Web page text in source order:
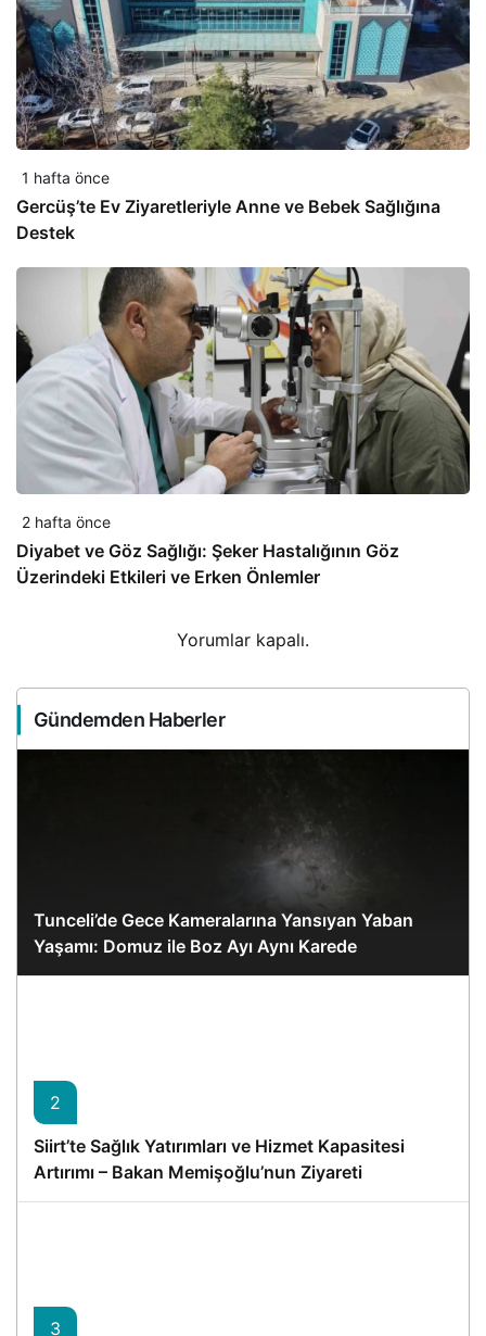
1 hafta önce
Gercüş’te Ev Ziyaretleriyle Anne ve Bebek Sağlığına
Destek
2 hafta önce
Diyabet ve Göz Sağlığı: Şeker Hastalığının Göz
Üzerindeki Etkileri ve Erken Önlemler
Yorumlar kapalı.
Gündemden Haberler
Tunceli’de Gece Kameralarına Yansıyan Yaban
Yaşamı: Domuz ile Boz Ayı Aynı Karede
2
Siirt’te Sağlık Yatırımları ve Hizmet Kapasitesi
Artırımı – Bakan Memişoğlu’nun Ziyareti
3